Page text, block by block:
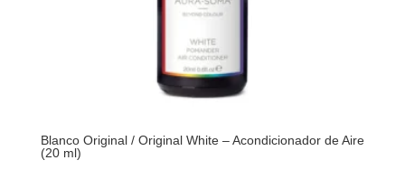
Blanco Original / Original White – Acondicionador de Aire
(20 ml)